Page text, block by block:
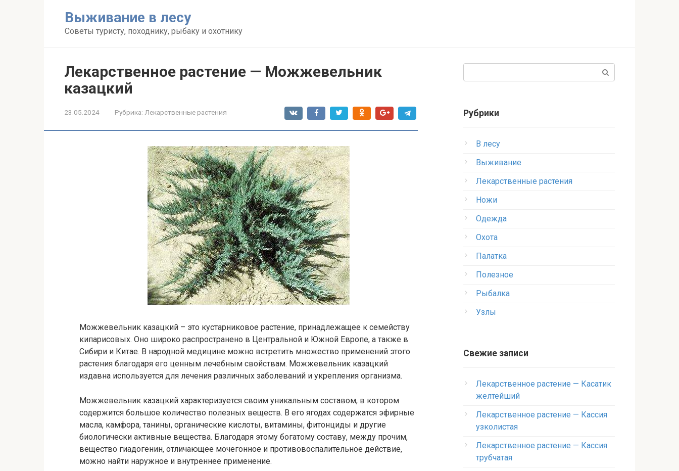
Выживание в лесу
Советы туристу, походнику, рыбаку и охотнику
Лекарственное растение — Можжевельник
казацкий
23.05.2024 Рубрика: Лекарственные растения
Можжевельник казацкий – это кустарниковое растение, принадлежащее к семейству
кипарисовых. Оно широко распространено в Центральной и Южной Европе, а также в
Сибири и Китае. В народной медицине можно встретить множество применений этого
растения благодаря его ценным лечебным свойствам. Можжевельник казацкий
издавна используется для лечения различных заболеваний и укрепления организма.
Можжевельник казацкий характеризуется своим уникальным составом, в котором
содержится большое количество полезных веществ. В его ягодах содержатся эфирные
масла, камфора, танины, органические кислоты, витамины, фитонциды и другие
биологически активные вещества. Благодаря этому богатому составу, между прочим,
вещество гиадогенин, отличающее мочегонное и противовоспалительное действие,
можно найти наружное и внутреннее применение.
Рубрики
В лесу
Выживание
Лекарственные растения
Ножи
Одежда
Охота
Палатка
Полезное
Рыбалка
Узлы
Свежие записи
Лекарственное растение — Касатик
желтейший
Лекарственное растение — Кассия
узколистая
Лекарственное растение — Кассия
трубчатая